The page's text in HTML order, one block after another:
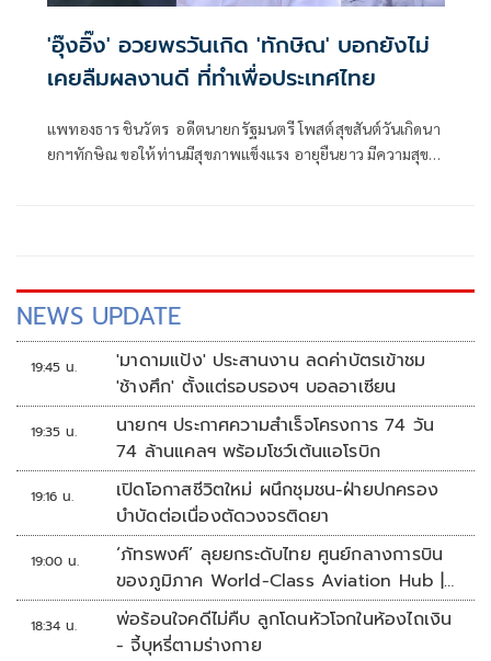
'อุ๊งอิ๊ง' อวยพรวันเกิด 'ทักษิณ' บอกยังไม่
เคยลืมผลงานดี ที่ทำเพื่อประเทศไทย
แพทองธาร ชินวัตร อดีตนายกรัฐมนตรี โพสต์สุขสันต์วันเกิดนา
ยกฯทักษิณ ขอให้ท่านมีสุขภาพแข็งแรง อายุยืนยาว มีความสุข
NEWS UPDATE
19:45 น.
'มาดามแป้ง' ประสานงาน ลดค่าบัตรเข้าชม
'ช้างศึก' ตั้งแต่รอบรองฯ บอลอาเซียน
19:35 น.
นายกฯ ประกาศความสำเร็จโครงการ 74 วัน
74 ล้านแคลฯ พร้อมโชว์เต้นแอโรบิก
19:16 น.
เปิดโอกาสชีวิตใหม่ ผนึกชุมชน-ฝ่ายปกครอง
บำบัดต่อเนื่องตัดวงจรติดยา
19:00 น.
‘ภัทรพงศ์’ ลุยยกระดับไทย ศูนย์กลางการบิน
ของภูมิภาค World-Class Aviation Hub |
ห้องข่าวไทยโพสต์สุดสัปดาห์
18:34 น.
พ่อร้อนใจคดีไม่คืบ ลูกโดนหัวโจกในห้องไถเงิน
- จี้บุหรี่ตามร่างกาย